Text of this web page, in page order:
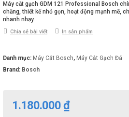
Máy cắt gạch GDM 121 Professional Bosch
chăng, thiết kế nhỏ gọn, hoạt động mạnh mẽ,
nhanh nhạy.
Chia sẻ bài viết In sản phẩm
Danh mục: Máy Cắt Bosch, Máy Cắt Gạch Đá
Brand: Bosch
1.180.000₫